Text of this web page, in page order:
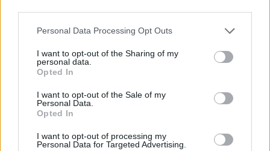
Personal Data Processing Opt Outs
I want to opt-out of the Sharing of my
personal data.
Opted In
I want to opt-out of the Sale of my
Personal Data.
Opted In
I want to opt-out of processing my
Personal Data for Targeted Advertising.
ανακοινωθεί σύντομα.
Η συνεργασία της ZeniΘ με την ΚΑΕ Παναθηναϊκός AKTOR,
έχει εδραιωθεί και εξελιχθεί σε μια πολύτιμη σχέση
εμπιστοσύνης και ανταπόδοσης χάρη στην πολυετή και
επιτυχημένη πορεία της. Μέσα από αυτή τη συνεργασία,
καλλιεργεί ένα “safe space” για τους καταναλωτές της,
επιβραβεύοντας τους και ενισχύοντας, συγχρόνως, τους